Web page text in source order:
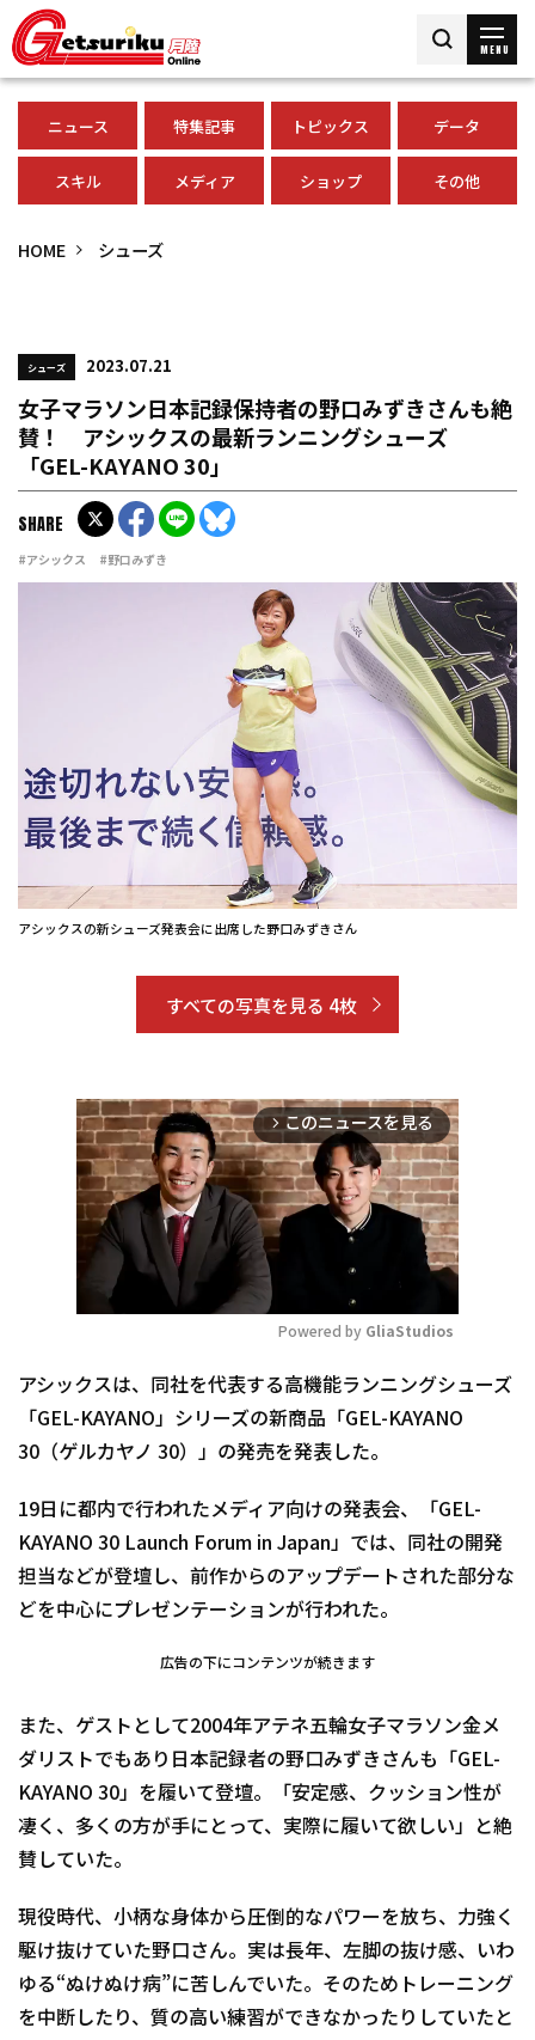
MENU
ニュース 特集記事 トピックス データ
スキル メディア ショップ その他
HOME シューズ
シューズ 2023.07.21
女子マラソン日本記録保持者の野口みずきさんも絶
賛！ アシックスの最新ランニングシューズ
「GEL-KAYANO 30」
#アシックス #野口みずき
SHARE
アシックスの新シューズ発表会に出席した野口みずきさん
すべての写真を見る 4枚
arrow_forward_ios このニュースを見る
Mute
Powered by GliaStudios
アシックスは、同社を代表する高機能ランニングシューズ
「GEL-KAYANO」シリーズの新商品「GEL-KAYANO
30（ゲルカヤノ 30）」の発売を発表した。
19日に都内で行われたメディア向けの発表会、「GEL-
KAYANO 30 Launch Forum in Japan」では、同社の開発
担当などが登壇し、前作からのアップデートされた部分な
どを中心にプレゼンテーションが行われた。
広告の下にコンテンツが続きます
また、ゲストとして2004年アテネ五輪女子マラソン金メ
ダリストでもあり日本記録者の野口みずきさんも「GEL-
KAYANO 30」を履いて登壇。「安定感、クッション性が
凄く、多くの方が手にとって、実際に履いて欲しい」と絶
賛していた。
現役時代、小柄な身体から圧倒的なパワーを放ち、力強く
駆け抜けていた野口さん。実は長年、左脚の抜け感、いわ
ゆる“ぬけぬけ病”に苦しんでいた。そのためトレーニング
を中断したり、質の高い練習ができなかったりしていたと